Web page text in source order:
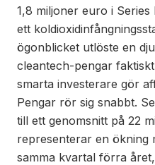
1,8 miljoner euro i
ett
ögonblicket utlöste en
cleantech-pengar
smarta investerare gör
Pengar rör sig snabbt.
till ett genomsnitt på 22
representerar en ökning
samma kvartal förra